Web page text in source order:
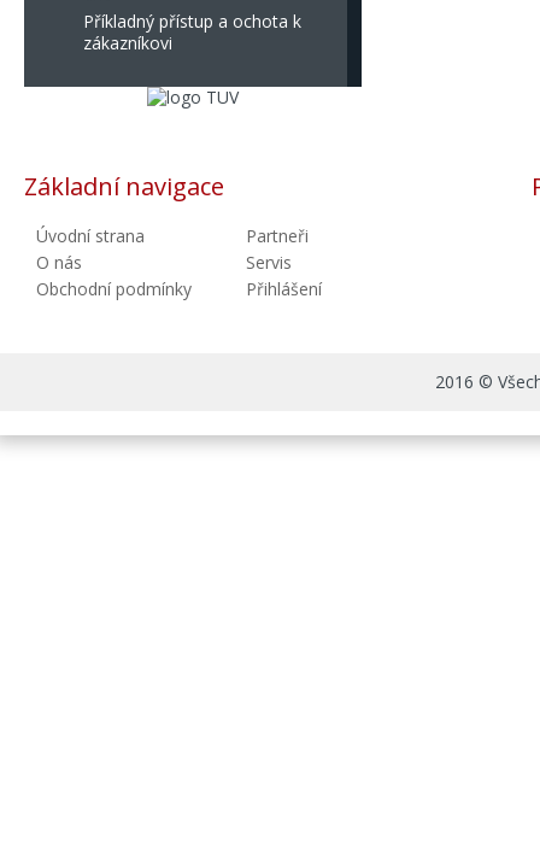
Příkladný přístup a ochota k
zákazníkovi
Základní navigace
Úvodní strana
O nás
Obchodní podmínky
Partneři
Servis
Přihlášení
2016 ©